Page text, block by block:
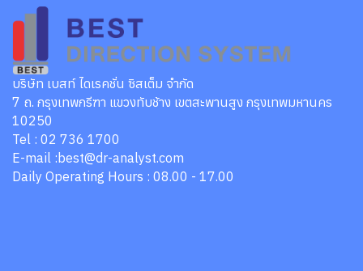
บริษัท เบสท์ ไดเรคชั่น ซิสเต็ม จำกัด
7 ถ. กรุงเทพกรีฑา แขวงทับช้าง เขตสะพานสูง กรุงเทพมหานคร
10250
Tel : 02 736 1700
E-mail :best@dr-analyst.com
Daily Operating Hours : 08.00 - 17.00